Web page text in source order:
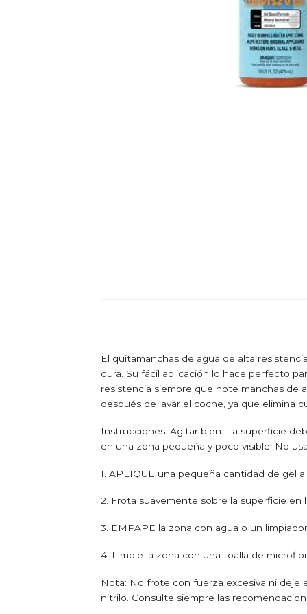
El quitamanchas de agua de alta
dura. Su fácil aplicación lo hace perfecto
resistencia siempre que note manchas de
después de lavar el coche, ya que elimina
Instrucciones: Agitar bien. La superficie
en una zona pequeña y poco visible. No
1. APLIQUE una pequeña cantidad de gel a
2. Frota suavemente sobre la superficie en
3. EMPAPE la zona con agua o un
4. Limpie la zona con una toalla de
Nota: No frote con fuerza excesiva ni deje
nitrilo. Consulte siempre las